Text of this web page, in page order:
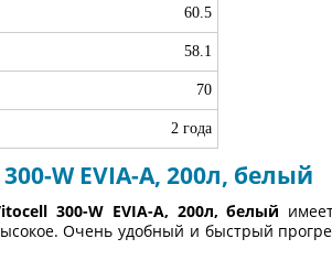
60.5
58.1
70
2 года
W EVIA-A, 200л, белый
300-W EVIA-A, 200л, белый
Очень удобный и быстрый